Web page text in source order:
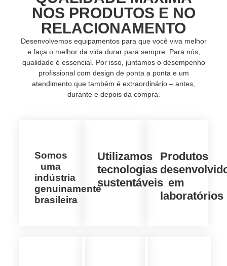
NOS PRODUTOS E NO
RELACIONAMENTO
Desenvolvemos equipamentos para que você viva melhor
e faça o melhor da vida durar para sempre. Para nós,
qualidade é essencial. Por isso, juntamos o desempenho
profissional com design de ponta a ponta e um
atendimento que também é extraordinário – antes,
durante e depois da compra.
Somos
uma
indústria
genuinamente
brasileira
Utilizamos
tecnologias
sustentáveis
Produtos
em
laboratórios